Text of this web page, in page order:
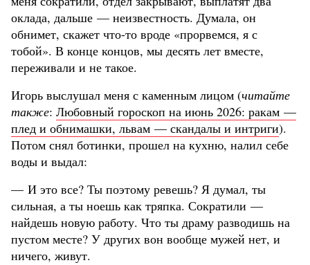
оклада, дальше — неизвестность. Думала, он
обнимет, скажет что-то вроде «прорвемся, я с
тобой». В конце концов, мы десять лет вместе,
переживали и не такое.
Игорь выслушал меня с каменным лицом (читайте
также: Любовный гороскоп на июнь 2026: ракам —
плед и обнимашки, львам — скандалы и интриги).
Потом снял ботинки, прошел на кухню, налил себе
воды и выдал:
— И это все? Ты поэтому ревешь? Я думал, ты
сильная, а ты ноешь как тряпка. Сократили —
найдешь новую работу. Что ты драму разводишь на
пустом месте? У других вон вообще мужей нет, и
ничего, живут.